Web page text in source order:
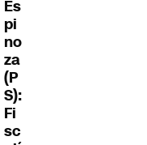
Es
pi
no
za
(P
S):
Fi
sc